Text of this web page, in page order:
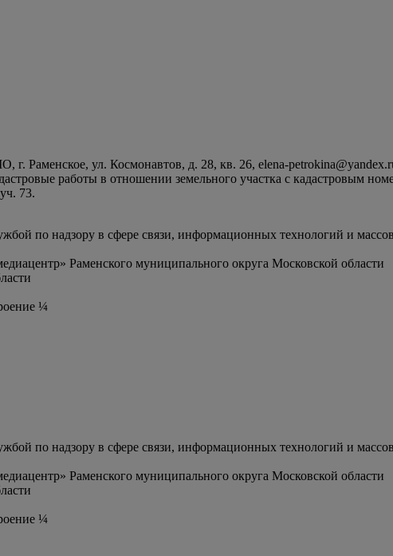
ул. Космонавтов, д. 28, кв. 26, elena-
работы в отношении земельного участка с кадастровым
73.
по надзору в сфере связи, информационных технологий и
Раменского муниципального округа Московской области
¼
по надзору в сфере связи, информационных технологий и
Раменского муниципального округа Московской области
¼